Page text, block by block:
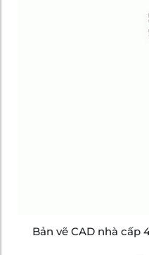
Bản vẽ CAD nhà cấp